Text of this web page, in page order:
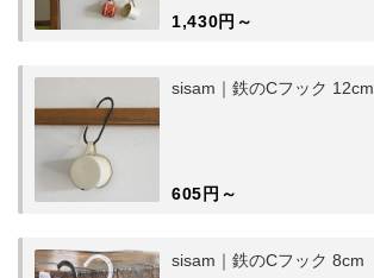
1,430円～
sisam｜鉄のCフック 12cm
605円～
sisam｜鉄のCフック 8cm